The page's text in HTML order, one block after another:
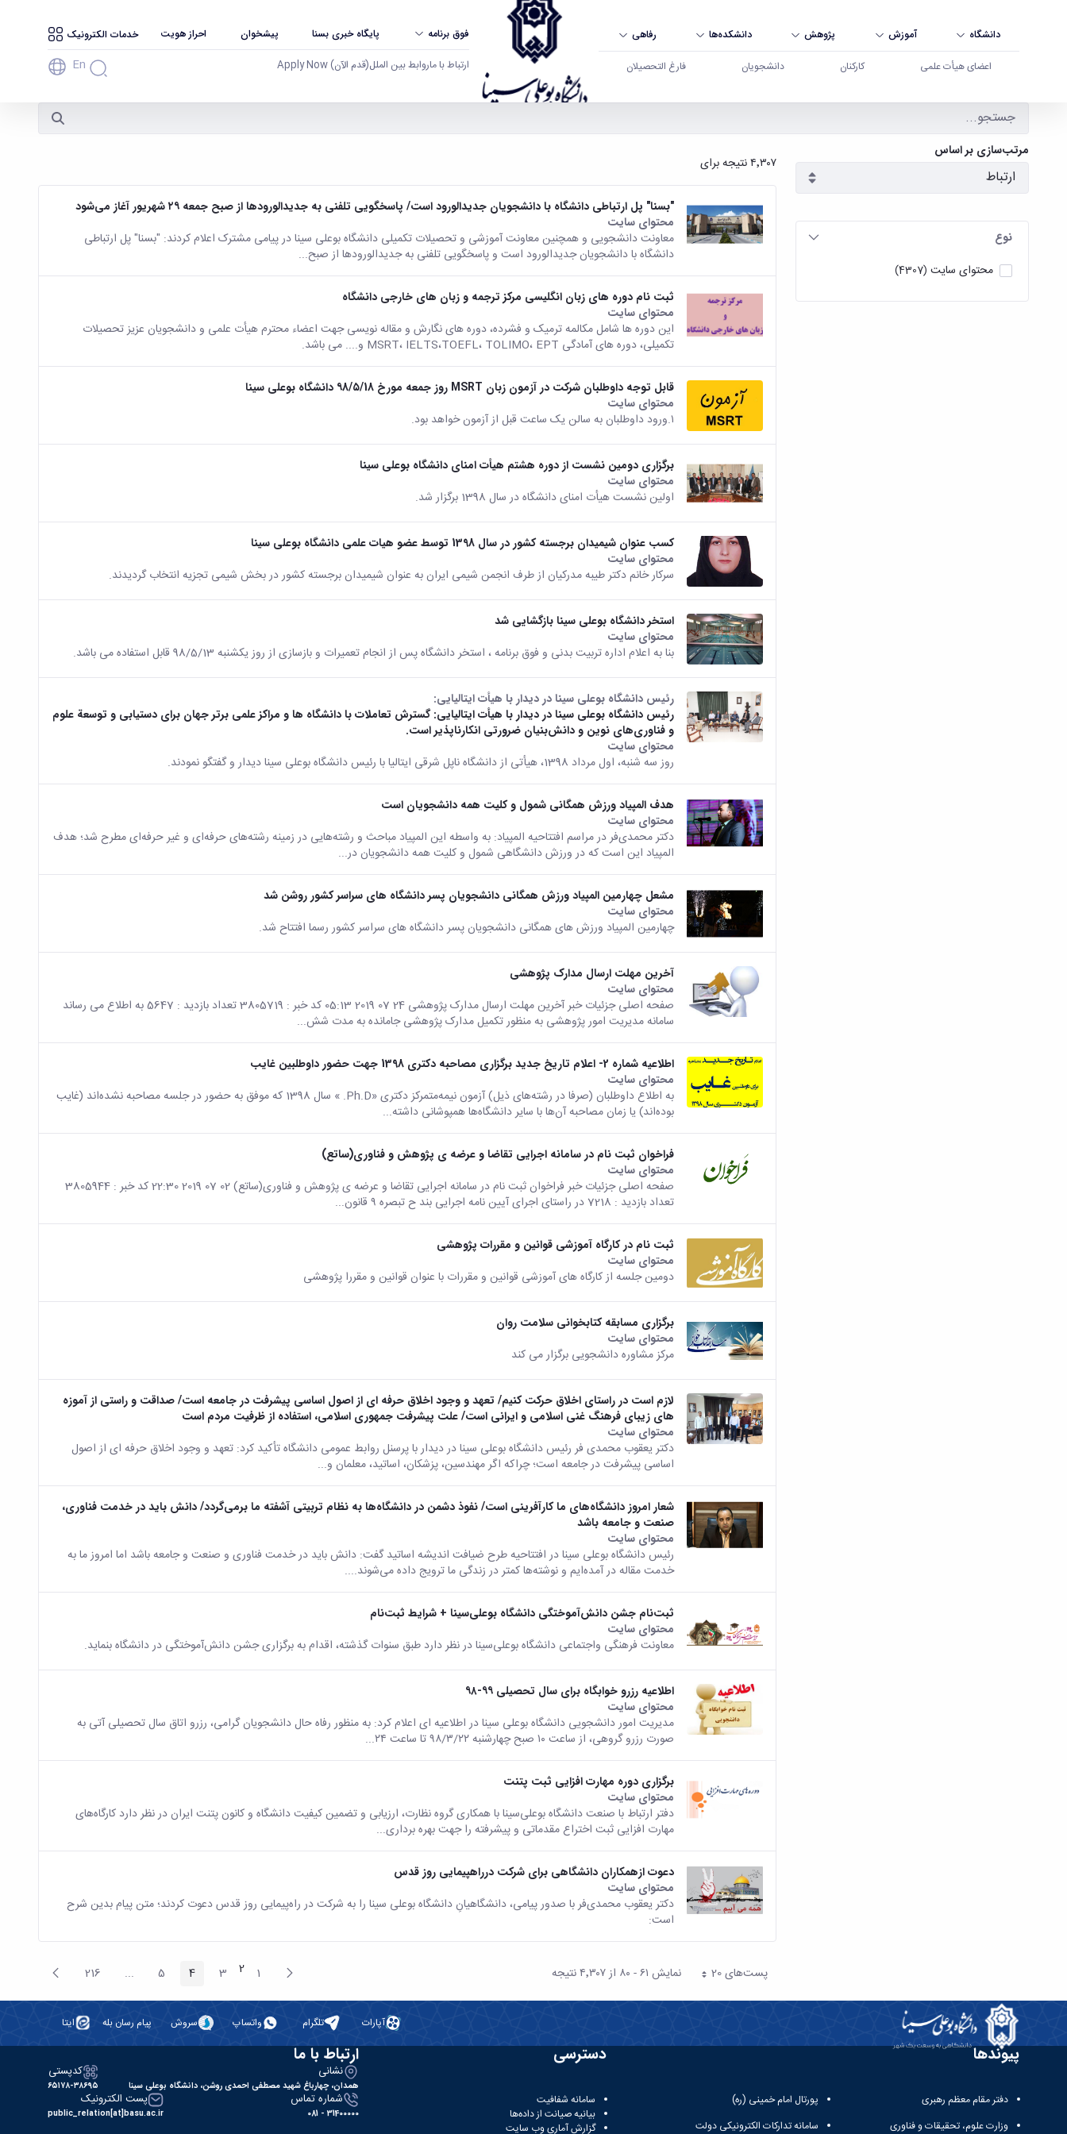
دانشگاه آموزش پژوهش دانشکده‌ها رفاهی
اعضای هیأت علمی کارکنان دانشجویان فارغ التحصیلان
فوق برنامه پایگاه خبری بسنا پیشخوان احراز هویت خدمات الکترونیک
ارتباط با ماروابط بین الملل(قدم الآن) Apply Now En
جستجو - دانشگاه بوعلی سینا همدان
مرتب‌سازی بر اساس
نوع
محتوای سایت (4307)
۴٬۳۰۷ نتیجه برای
"بسنا" پل ارتباطی دانشگاه با دانشجویان جدیدالورود است/ پاسخگویی تلفنی به جدیدالورودها از صبح جمعه ۲۹ شهریور آغاز می‌شود
محتوای سایت
معاونت دانشجویی و همچنین معاونت آموزشی و تحصیلات تکمیلی دانشگاه بوعلی سینا در پیامی مشترک اعلام کردند: "بسنا" پل ارتباطی
دانشگاه با دانشجویان جدیدالورود است و پاسخگویی تلفنی به جدیدالورودها از صبح...
ثبت نام دوره های زبان انگلیسی مرکز ترجمه و زبان های خارجی دانشگاه
محتوای سایت
این دوره ها شامل مکالمه ترمیک و فشرده، دوره های نگارش و مقاله نویسی جهت اعضاء محترم هیأت علمی و دانشجویان عزیز تحصیلات
تکمیلی، دوره های آمادگی MSRT، IELTS،TOEFL، TOLIMO، EPT و.... می باشد.
قابل توجه داوطلبان شرکت در آزمون زبان MSRT روز جمعه مورخ ۹8/۵/18 دانشگاه بوعلی سینا
محتوای سایت
۱.ورود داوطلبان به سالن یک ساعت قبل از آزمون خواهد بود.
برگزاری دومین نشست از دوره هشتم هیأت امنای دانشگاه بوعلی سینا
محتوای سایت
اولین نشست هیأت امنای دانشگاه در سال 1398 برگزار شد.
کسب عنوان شیمیدان برجسته کشور در سال 1398 توسط عضو هیات علمی دانشگاه بوعلی سینا
محتوای سایت
سرکار خانم دکتر طیبه مدرکیان از طرف انجمن شیمی ایران به عنوان شیمیدان برجسته کشور در بخش شیمی تجزیه انتخاب گردیدند.
استخر دانشگاه بوعلی سینا بازگشایی شد
محتوای سایت
بنا به اعلام اداره تربیت بدنی و فوق برنامه ، استخر دانشگاه پس از انجام تعمیرات و بازسازی از روز یکشنبه 98/5/13 قابل استفاده می باشد.
رئیس دانشگاه بوعلی سینا در دیدار با هیأت ایتالیایی:
رئیس دانشگاه بوعلی سینا در دیدار با هیأت ایتالیایی: گسترش تعاملات با دانشگاه ها و مراکز علمی برتر جهان برای دستیابی و توسعة علوم
و فناوری‌های نوین و دانش‌بنیان ضرورتی انکارناپذیر است.
محتوای سایت
روز سه شنبه، اول مرداد 1398، هیأتی از دانشگاه ناپل شرقی ایتالیا با رئیس دانشگاه بوعلی سینا دیدار و گفتگو نمودند.
هدف المپیاد ورزش همگانی شمول و کلیت همه دانشجویان است
محتوای سایت
دکتر محمدی‌فر در مراسم افتتاحیه المپیاد: به واسطه این المپیاد مباحث و رشته‌هایی در زمینه رشته‌های حرفه‌ای و غیر حرفه‌ای مطرح شد؛ هدف
المپیاد این است که در ورزش دانشگاهی شمول و کلیت همه دانشجویان در...
مشعل چهارمین المپیاد ورزش همگانی دانشجویان پسر دانشگاه های سراسر کشور روشن شد
محتوای سایت
چهارمین المپیاد ورزش های همگانی دانشجویان پسر دانشگاه های سراسر کشور رسما افتتاح شد.
آخرین مهلت ارسال مدارک پژوهشی
محتوای سایت
صفحه اصلی جزئیات خبر آخرین مهلت ارسال مدارک پژوهشی 24 07 2019 05:13 کد خبر : 3805719 تعداد بازدید : 5647 به اطلاع می رساند
سامانه مدیریت امور پژوهشی به منظور تکمیل مدارک پژوهشی جامانده به مدت شش...
اطلاعیه شماره 2- اعلام تاریخ جدید برگزاری مصاحبه دکتری 1398 جهت حضور داوطلبین غایب
محتوای سایت
به اطلاع داوطلبان (صرفا در رشته‌های ذیل) آزمون نیمه‌متمرکز دکتری «Ph.D. » سال 1398 که موفق به حضور در جلسه مصاحبه نشده‌اند (غایب
بوده‌اند) یا زمان مصاحبه آن‌ها با سایر دانشگاه‌ها همپوشانی داشته...
فراخوان ثبت نام در سامانه اجرایی تقاضا و عرضه ی پژوهش و فناوری(ساتع)
محتوای سایت
صفحه اصلی جزئیات خبر فراخوان ثبت نام در سامانه اجرایی تقاضا و عرضه ی پژوهش و فناوری(ساتع) 02 07 2019 22:30 کد خبر : 3805944
تعداد بازدید : 7218 در راستای اجرای آیین نامه اجرایی بند ح تبصره ۹ قانون...
ثبت نام در کارگاه آموزشی قوانین و مقررات پژوهشی
محتوای سایت
دومین جلسه از کارگاه های آموزشی قوانین و مقررات با عنوان قوانین و مقررا پژوهشی
برگزاری مسابقه کتابخوانی سلامت روان
محتوای سایت
مرکز مشاوره دانشجویی برگزار می کند
لازم است در راستای اخلاق حرکت کنیم/ تعهد و وجود اخلاق حرفه ای از اصول اساسی پیشرفت در جامعه است/ صداقت و راستی از آموزه
های زیبای فرهنگ غنی اسلامی و ایرانی است/ علت پیشرفت جمهوری اسلامی، استفاده از ظرفیت مردم است
محتوای سایت
دکتر یعقوب محمدی فر رئیس دانشگاه بوعلی سینا در دیدار با پرسنل روابط عمومی دانشگاه تأکید کرد: تعهد و وجود اخلاق حرفه ای از اصول
اساسی پیشرفت در جامعه است؛ چراکه اگر مهندسین، پزشکان، اساتید، معلمان و...
شعار امروز دانشگاه‌های ما کارآفرینی است/ نفوذ دشمن در دانشگاه‌ها به نظام تربیتی آشفته ما برمی‌گردد/ دانش باید در خدمت فناوری،
صنعت و‌ جامعه باشد
محتوای سایت
رئیس دانشگاه بوعلی سینا در افتتاحیه طرح ضیافت اندیشه اساتید گفت: دانش باید در خدمت فناوری و صنعت و‌ جامعه باشد اما امروز ما به
خدمت مقاله در آمده‌ایم و نوشته‌ها کمتر در زندگی ما ترویج داده می‌شوند....
ثبت‌نام جشن دانش‌آموختگی دانشگاه بوعلی‌سینا + شرایط ثبت‌نام
محتوای سایت
معاونت فرهنگی‌ واجتماعی دانشگاه بوعلی‌سینا در نظر دارد طبق سنوات گذشته، اقدام به برگزاری جشن دانش‌آموختگی در دانشگاه بنماید.
اطلاعیه رزرو خوابگاه برای سال تحصیلی ۹۹-۹۸
محتوای سایت
مدیریت امور دانشجویی دانشگاه بوعلی سینا در اطلاعیه ای اعلام کرد: به منظور رفاه حال دانشجویان گرامی، رزرو اتاق سال تحصیلی آتی به
صورت رزرو گروهی، از ساعت ۱۰ صبح چهارشنبه ۹۸/۳/۲۲ تا ساعت ۲۴...
برگزاری دوره مهارت افزایی ثبت پتنت
محتوای سایت
دفتر ارتباط با صنعت دانشگاه بوعلی‌سینا با همکاری گروه نظارت، ارزیابی و تضمین کیفیت دانشگاه و کانون پتنت ایران در نظر دارد کارگاه‌های
مهارت افزایی ثبت اختراع مقدماتی و پیشرفته را جهت بهره برداری...
دعوت ازهمکاران دانشگاهی برای شرکت درراهپیمایی روز قدس
محتوای سایت
دکتر یعقوب محمدی‌فر با صدور پیامی، دانشگاهیانِ دانشگاه بوعلی سینا را به شرکت در راه‌پیمایی روز قدس دعوت کردند؛ متن پیام بدین شرح
است:
پست‌‌های 20هر صفحه نمایش ۶۱ - ۸۰ از ۴٬۳۰۷ نتیجه پیغام
قبلی صفحه1 صفحه
2 صفحه3 صفحه4 صفحه5
...
Intermediate Pages
صفحه216 صفحه
بعد
آپارات تلگرام واتساپ سروش پیام رسان بله ایتا
پیوندها
دفتر مقام معظم رهبری
وزارت علوم، تحقیقات و فناوری
پورتال امام خمینی (ره)
سامانه تدارکات الکترونیکی دولت
دسترسی
سامانه شفافیت
بیانیه صیانت از داده‌ها
گزارش آماری وب‌ سایت
ارتباط با ما
نشانی
همدان، چهارباغ شهید مصطفی احمدی روشن، دانشگاه بوعلی سینا
کدپستی
۶۵۱۷۸-۳۸۶۹۵
شماره تماس
31400000 - 081
پست الکترونیک
public_relation[at]basu.ac.ir